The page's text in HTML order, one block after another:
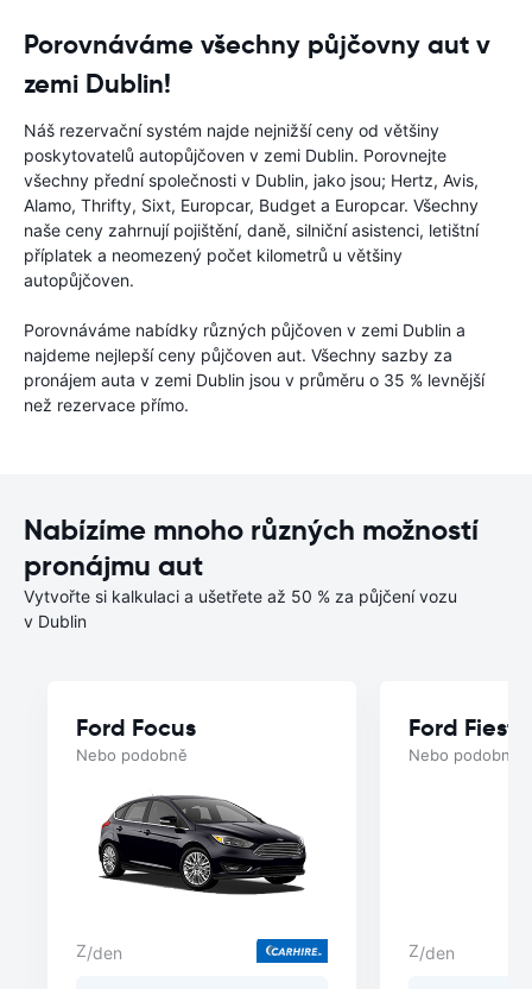
Porovnáváme všechny půjčovny aut v
zemi Dublin!
Náš rezervační systém najde nejnižší ceny od většiny
poskytovatelů autopůjčoven v zemi Dublin. Porovnejte
všechny přední společnosti v Dublin, jako jsou; Hertz, Avis,
Alamo, Thrifty, Sixt, Europcar, Budget a Europcar. Všechny
naše ceny zahrnují pojištění, daně, silniční asistenci, letištní
příplatek a neomezený počet kilometrů u většiny
autopůjčoven.
Porovnáváme nabídky různých půjčoven v zemi Dublin a
najdeme nejlepší ceny půjčoven aut. Všechny sazby za
pronájem auta v zemi Dublin jsou v průměru o 35 % levnější
než rezervace přímo.
Nabízíme mnoho různých možností
pronájmu aut
Vytvořte si kalkulaci a ušetřete až 50 % za půjčení vozu
v Dublin
Ford Focus
Nebo podobně
Z/den
Ford Fiesta
Nebo podobně
Z/den